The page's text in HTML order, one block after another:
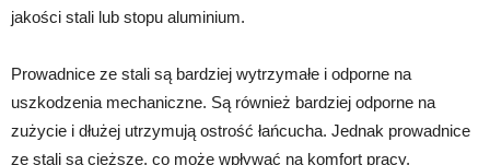
jakości stali lub stopu aluminium.
Prowadnice ze stali są bardziej wytrzymałe i odporne na
uszkodzenia mechaniczne. Są również bardziej odporne na
zużycie i dłużej utrzymują ostrość łańcucha. Jednak prowadnice
ze stali są cięższe, co może wpływać na komfort pracy.